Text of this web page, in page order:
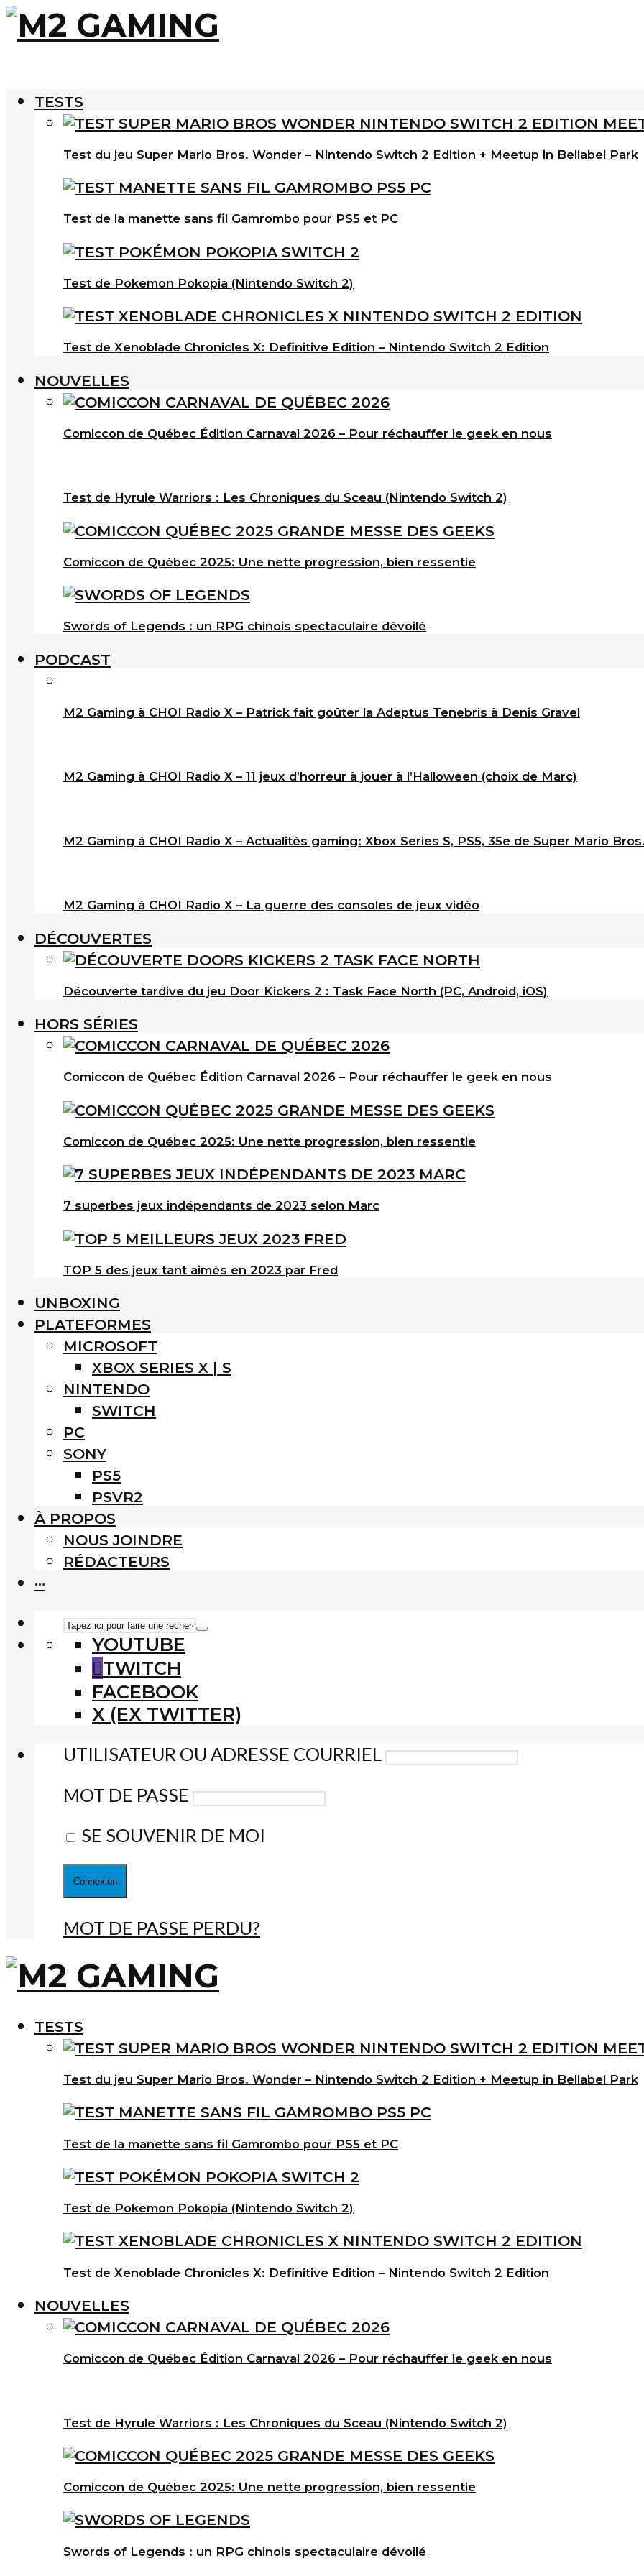
TESTS
Test du jeu Super Mario Bros. Wonder – Nintendo Switch 2 Edition + Meetup in Bellabel Park
Test de la manette sans fil Gamrombo pour PS5 et PC
Test de Pokemon Pokopia (Nintendo Switch 2)
Test de Xenoblade Chronicles X: Definitive Edition – Nintendo Switch 2 Edition
NOUVELLES
Comiccon de Québec Édition Carnaval 2026 – Pour réchauffer le geek en nous
Test de Hyrule Warriors : Les Chroniques du Sceau (Nintendo Switch 2)
Comiccon de Québec 2025: Une nette progression, bien ressentie
Swords of Legends : un RPG chinois spectaculaire dévoilé
PODCAST
M2 Gaming à CHOI Radio X – Patrick fait goûter la Adeptus Tenebris à Denis Gravel
M2 Gaming à CHOI Radio X – 11 jeux d’horreur à jouer à l’Halloween (choix de Marc)
M2 Gaming à CHOI Radio X – Actualités gaming: Xbox Series S, PS5, 35e de Super Mario
M2 Gaming à CHOI Radio X – La guerre des consoles de jeux vidéo
DÉCOUVERTES
Découverte tardive du jeu Door Kickers 2 : Task Face North (PC, Android, iOS)
HORS SÉRIES
Comiccon de Québec Édition Carnaval 2026 – Pour réchauffer le geek en nous
Comiccon de Québec 2025: Une nette progression, bien ressentie
7 superbes jeux indépendants de 2023 selon Marc
TOP 5 des jeux tant aimés en 2023 par Fred
UNBOXING
PLATEFORMES
MICROSOFT
XBOX SERIES X | S
NINTENDO
SWITCH
PC
SONY
PS5
PSVR2
À PROPOS
NOUS JOINDRE
RÉDACTEURS
···
YOUTUBE
TWITCH
FACEBOOK
X (EX TWITTER)
UTILISATEUR OU ADRESSE COURRIEL
MOT DE PASSE
SE SOUVENIR DE MOI
MOT DE PASSE PERDU?
TESTS
Test du jeu Super Mario Bros. Wonder – Nintendo Switch 2 Edition + Meetup in Bellabel Park
Test de la manette sans fil Gamrombo pour PS5 et PC
Test de Pokemon Pokopia (Nintendo Switch 2)
Test de Xenoblade Chronicles X: Definitive Edition – Nintendo Switch 2 Edition
NOUVELLES
Comiccon de Québec Édition Carnaval 2026 – Pour réchauffer le geek en nous
Test de Hyrule Warriors : Les Chroniques du Sceau (Nintendo Switch 2)
Comiccon de Québec 2025: Une nette progression, bien ressentie
Swords of Legends : un RPG chinois spectaculaire dévoilé